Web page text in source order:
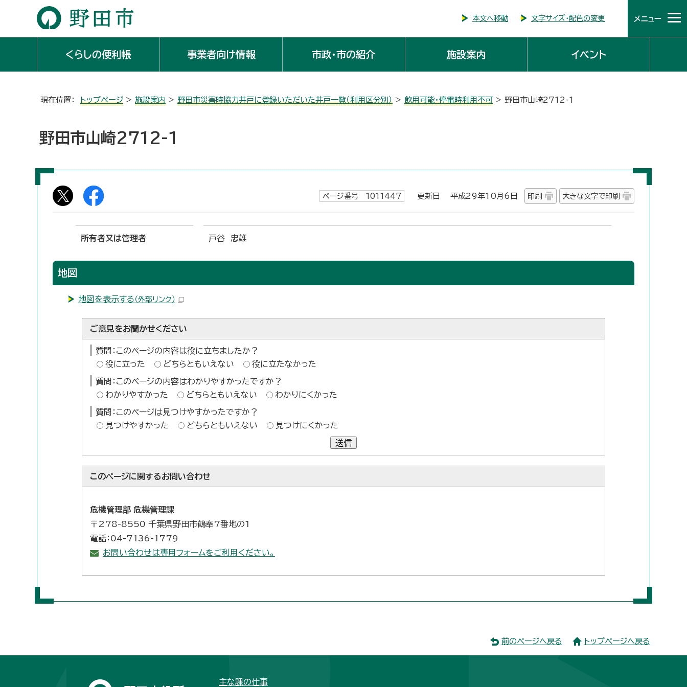
本文へ移動 文字サイズ・配色の変更 メニュー
くらしの便利帳 事業者向け情報 市政・市の紹介 施設案内 イベント
現在位置： トップページ > 施設案内 > 野田市災害時協力井戸に登録いただいた井戸一覧（利用区分別） > 飲用可能・停電時利用不可 > 野田市山崎2712-1
野田市山崎2712-1
ページ番号 1011447 更新日 平成29年10月6日 印刷 大きな文字で印刷
所有者又は管理者 戸谷 忠雄
地図
地図を表示する （外部リンク）
ご意見をお聞かせください
質問：このページの内容は役に立ちましたか？
役に立った
どちらともいえない 役に立たなかった
質問：このページの内容はわかりやすかったですか？
わかりやすかった
どちらともいえない わかりにくかった
質問：このページは見つけやすかったですか？
見つけやすかった
どちらともいえない 見つけにくかった
送信
このページに関するお問い合わせ
危機管理部 危機管理課
〒278-8550 千葉県野田市鶴奉7番地の1
電話：04-7136-1779
お問い合わせは専用フォームをご利用ください。
前のページへ戻る トップページへ戻る
主な課の仕事